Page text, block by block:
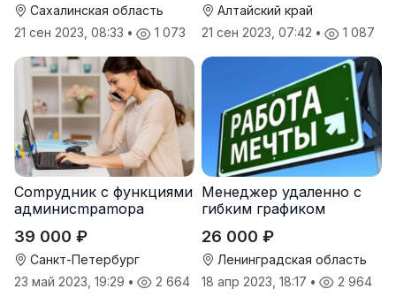
Сахалинская область
21 сен 2023, 08:33 • 1 073
Алтайский край
21 сен 2023, 07:42 • 1 087
Cоmpудник с функциями
админисmраmоpа
39 000 ₽
Санкт-Петербург
23 май 2023, 19:29 • 2 664
Менеджер удаленно с
гибким графиком
26 000 ₽
Ленинградская область
18 апр 2023, 18:17 • 2 964